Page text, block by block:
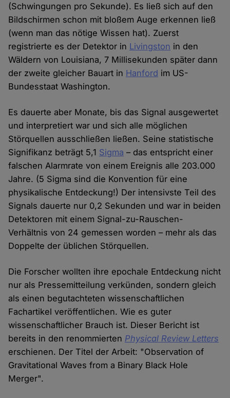
(Schwingungen pro Sekunde). Es ließ sich auf den
Bildschirmen schon mit bloßem Auge erkennen ließ
(wenn man das nötige Wissen hat). Zuerst
registrierte es der Detektor in Livingston in den
Wäldern von Louisiana, 7 Millisekunden später dann
der zweite gleicher Bauart in Hanford im US-
Bundesstaat Washington.
Es dauerte aber Monate, bis das Signal ausgewertet
und interpretiert war und sich alle möglichen
Störquellen ausschließen ließen. Seine statistische
Signifikanz beträgt 5,1 Sigma – das entspricht einer
falschen Alarmrate von einem Ereignis alle 203.000
Jahre. (5 Sigma sind die Konvention für eine
physikalische Entdeckung!) Der intensivste Teil des
Signals dauerte nur 0,2 Sekunden und war in beiden
Detektoren mit einem Signal-zu-Rauschen-
Verhältnis von 24 gemessen worden – mehr als das
Doppelte der üblichen Störquellen.
Die Forscher wollten ihre epochale Entdeckung nicht
nur als Pressemitteilung verkünden, sondern gleich
als einen begutachteten wissenschaftlichen
Fachartikel veröffentlichen. Wie es guter
wissenschaftlicher Brauch ist. Dieser Bericht ist
bereits in den renommierten Physical Review Letters
erschienen. Der Titel der Arbeit: "Observation of
Gravitational Waves from a Binary Black Hole
Merger".